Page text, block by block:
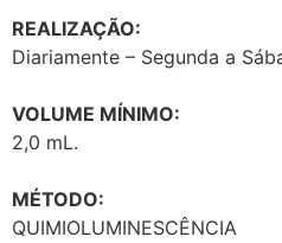
REALIZAÇÃO:
Diariamente – Segunda a
VOLUME MÍNIMO:
2,0 mL.
MÉTODO:
QUIMIOLUMINESCÊNCIA